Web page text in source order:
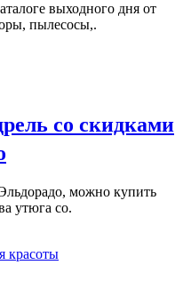
выходного дня от
пылесосы,.
со скидками
можно купить
утюга со.
красоты